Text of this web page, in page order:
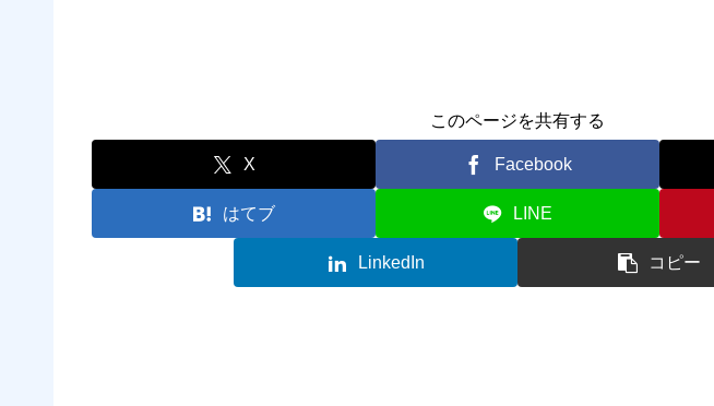
このページを共有する
X Facebook
はてブ LINE
LinkedIn コピー